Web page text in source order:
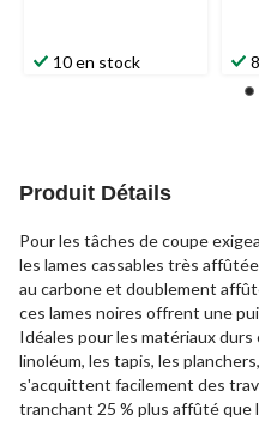
10 en stock
Produit Détails
Pour les tâches de coupe
les lames cassables très
au carbone et doublement
ces lames noires offrent une
Idéales pour les matériaux
linoléum, les tapis, les
s'acquittent facilement des
tranchant 25 % plus affûté que